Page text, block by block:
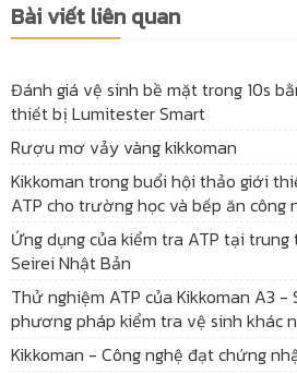
Bài viết liên quan
Đánh giá vệ sinh bề mặt trong 10s
thiết bị Lumitester Smart
Rượu mơ vảy vàng kikkoman
Kikkoman trong buổi hội thảo giới
ATP cho trường học và bếp ăn công
Ứng dụng của kiểm tra ATP tại
Seirei Nhật Bản
Thử nghiệm ATP của Kikkoman A3 -
phương pháp kiểm tra vệ sinh khác
Kikkoman - Công nghệ đạt chứng